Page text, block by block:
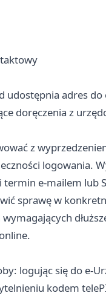
adres do
doręczenia z
z
logowania.
e-mailem lub
sprawę w
logując się do e-
kodem